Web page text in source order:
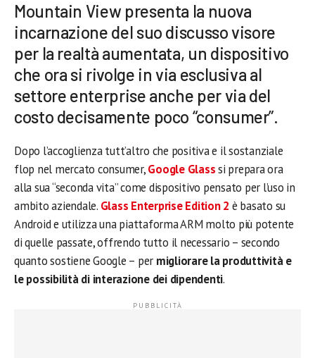
Mountain View presenta la nuova
incarnazione del suo discusso visore
per la realtà aumentata, un dispositivo
che ora si rivolge in via esclusiva al
settore enterprise anche per via del
costo decisamente poco “consumer”.
Dopo l’accoglienza tutt’altro che positiva e il sostanziale
flop nel mercato consumer,Google Glasssi prepara ora
alla sua “seconda vita” come dispositivo pensato per l’uso in
ambito aziendale. Glass Enterprise Edition 2 è basato su
Android e utilizza una piattaforma ARM molto più potente
di quelle passate, offrendo tutto il necessario – secondo
quanto sostiene Google – per migliorare la produttività e
le possibilità di interazione dei dipendenti.